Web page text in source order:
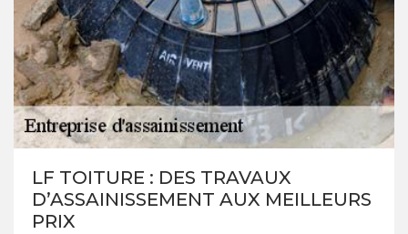
LF TOITURE : DES TRAVAUX
D’ASSAINISSEMENT AUX MEILLEURS
PRIX